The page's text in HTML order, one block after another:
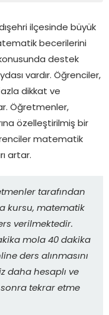
ilçesinde büyük
becerilerini
destek
vardır. Öğrenciler,
dikkat ve
Öğretmenler,
özelleştirilmiş bir
matematik
artar.
tarafından
kursu, matematik
verilmektedir.
mola 40 dakika
ders alınmasını
daha hesaplı ve
sonra tekrar etme